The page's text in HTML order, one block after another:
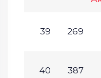
39 269
40 387